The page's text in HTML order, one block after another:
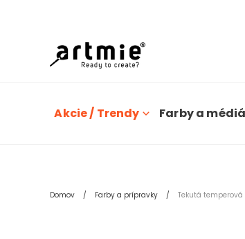
Akcie / Trendy Farby a médiá
Domov Farby a prípravky Tekutá